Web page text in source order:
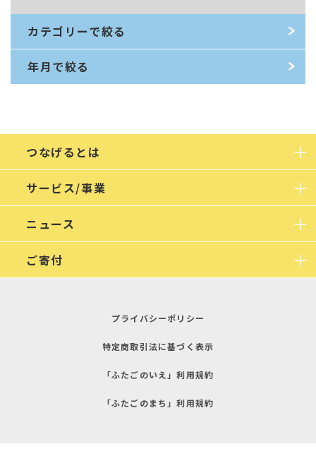
カテゴリーで絞る
年月で絞る
つなげるとは
サービス/事業
ニュース
ご寄付
プライバシーポリシー
特定商取引法に基づく表示
「ふたごのいえ」利用規約
「ふたごのまち」利用規約